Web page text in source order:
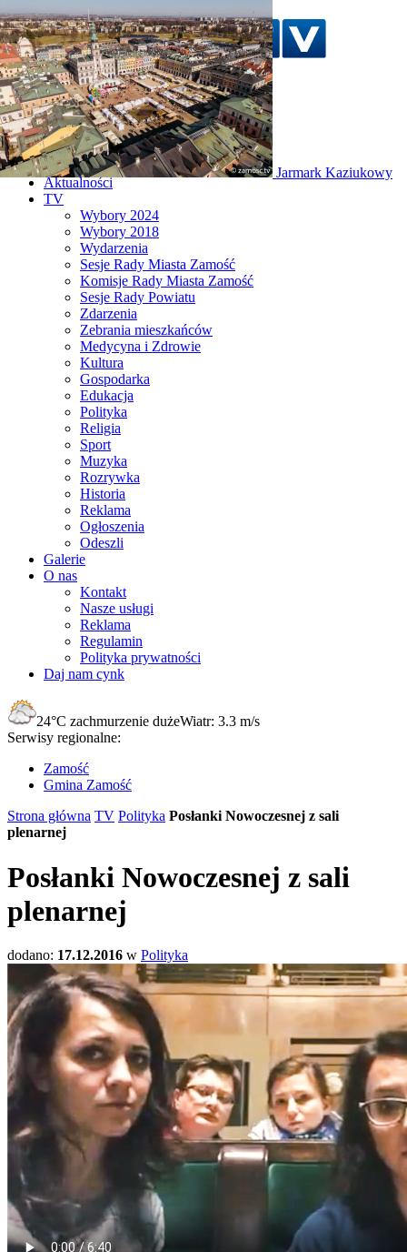
Szukaj w serwisie
Strona główna
Aktualności
TV
Wybory 2024
Wybory 2018
Wydarzenia
Sesje Rady Miasta Zamość
Komisje Rady Miasta Zamość
Sesje Rady Powiatu
Zdarzenia
Zebrania mieszkańców
Medycyna i Zdrowie
Kultura
Gospodarka
Edukacja
Polityka
Religia
Sport
Muzyka
Rozrywka
Historia
Reklama
Ogłoszenia
Odeszli
Galerie
O nas
Kontakt
Nasze usługi
Reklama
Regulamin
Polityka prywatności
Daj nam cynk
24°C zachmurzenie dużeWiatr: 3.3 m/s
Serwisy regionalne:
Zamość
Gmina Zamość
Strona główna TV Polityka Posłanki Nowoczesnej z sali
plenarnej
Posłanki Nowoczesnej z sali
plenarnej
dodano: 17.12.2016 w Polityka
Jarmark Kaziukowy